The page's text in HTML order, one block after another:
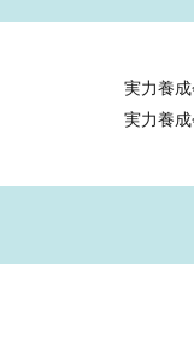
実力養
実力養